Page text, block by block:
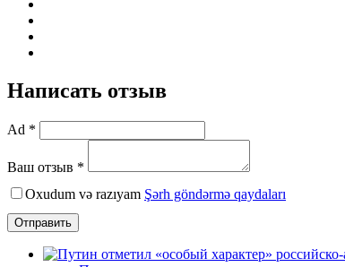
Написать отзыв
Ad *
Ваш отзыв *
Oxudum və razıyam Şərh göndərmə qaydaları
Отправить